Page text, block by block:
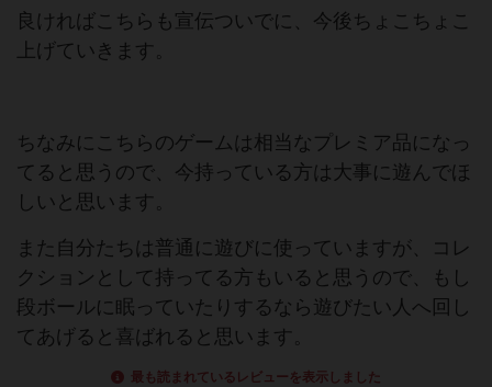
良ければこちらも宣伝ついでに、今後ちょこちょこ
上げていきます。
ちなみにこちらのゲームは相当なプレミア品になっ
てると思うので、今持っている方は大事に遊んでほ
しいと思います。
また自分たちは普通に遊びに使っていますが、コレ
クションとして持ってる方もいると思うので、もし
段ボールに眠っていたりするなら遊びたい人へ回し
てあげると喜ばれると思います。
最も読まれているレビューを表示しました